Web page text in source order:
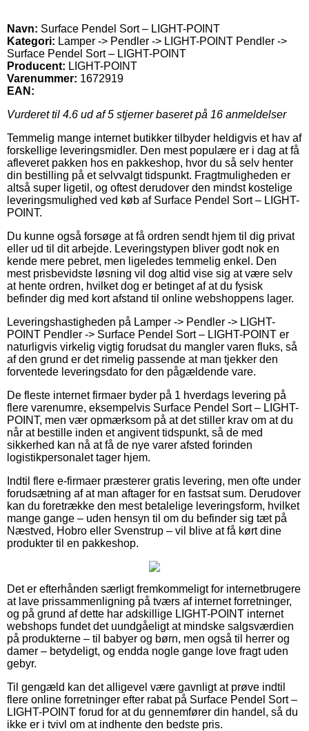
Navn: Surface Pendel Sort – LIGHT-POINT
Kategori: Lamper -> Pendler -> LIGHT-POINT Pendler ->
Surface Pendel Sort – LIGHT-POINT
Producent: LIGHT-POINT
Varenummer: 1672919
EAN:
Vurderet til 4.6 ud af 5 stjerner baseret på 16 anmeldelser
Temmelig mange internet butikker tilbyder heldigvis et hav af
forskellige leveringsmidler. Den mest populære er i dag at få
afleveret pakken hos en pakkeshop, hvor du så selv henter
din bestilling på et selvvalgt tidspunkt. Fragtmuligheden er
altså super ligetil, og oftest derudover den mindst kostelige
leveringsmulighed ved køb af Surface Pendel Sort – LIGHT-
POINT.
Du kunne også forsøge at få ordren sendt hjem til dig privat
eller ud til dit arbejde. Leveringstypen bliver godt nok en
kende mere pebret, men ligeledes temmelig enkel. Den
mest prisbevidste løsning vil dog altid vise sig at være selv
at hente ordren, hvilket dog er betinget af at du fysisk
befinder dig med kort afstand til online webshoppens lager.
Leveringshastigheden på Lamper -> Pendler -> LIGHT-
POINT Pendler -> Surface Pendel Sort – LIGHT-POINT er
naturligvis virkelig vigtig forudsat du mangler varen fluks, så
af den grund er det rimelig passende at man tjekker den
forventede leveringsdato for den pågældende vare.
De fleste internet firmaer byder på 1 hverdags levering på
flere varenumre, eksempelvis Surface Pendel Sort – LIGHT-
POINT, men vær opmærksom på at det stiller krav om at du
når at bestille inden et angivent tidspunkt, så de med
sikkerhed kan nå at få de nye varer afsted forinden
logistikpersonalet tager hjem.
Indtil flere e-firmaer præsterer gratis levering, men ofte under
forudsætning af at man aftager for en fastsat sum. Derudover
kan du foretrække den mest betalelige leveringsform, hvilket
mange gange – uden hensyn til om du befinder sig tæt på
Næstved, Hobro eller Svenstrup – vil blive at få kørt dine
produkter til en pakkeshop.
Det er efterhånden særligt fremkommeligt for internetbrugere
at lave prissammenligning på tværs af internet forretninger,
og på grund af dette har adskillige LIGHT-POINT internet
webshops fundet det uundgåeligt at mindske salgsværdien
på produkterne – til babyer og børn, men også til herrer og
damer – betydeligt, og endda nogle gange love fragt uden
gebyr.
Til gengæld kan det alligevel være gavnligt at prøve indtil
flere online forretninger efter rabat på Surface Pendel Sort –
LIGHT-POINT forud for at du gennemfører din handel, så du
ikke er i tvivl om at indhente den bedste pris.